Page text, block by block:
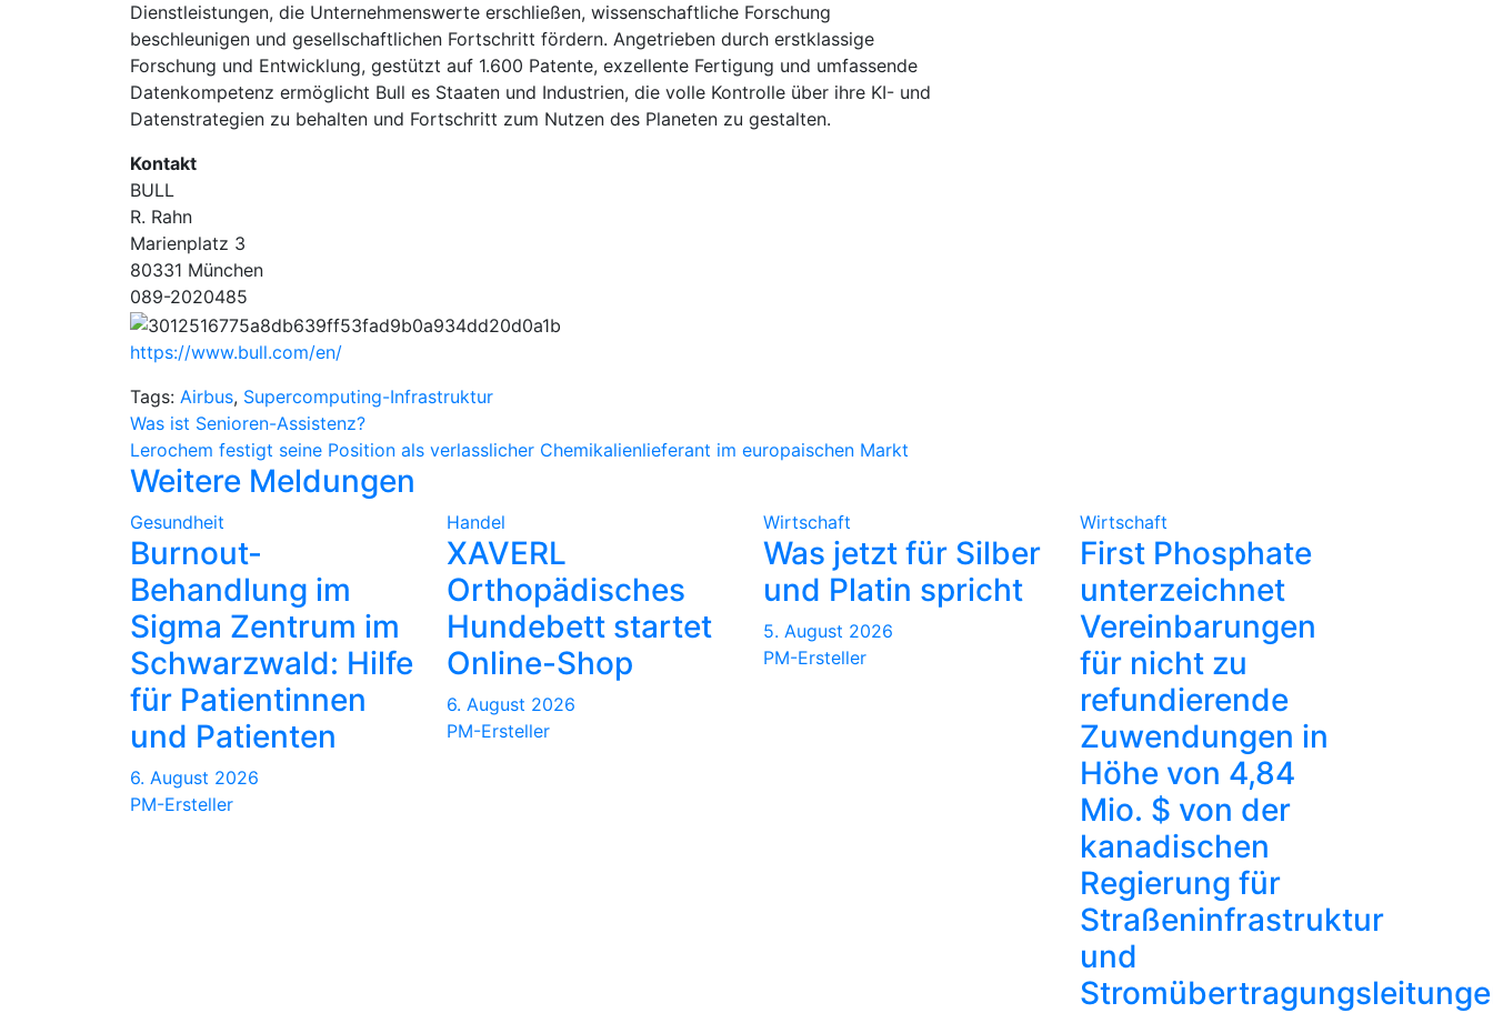
Dienstleistungen, die Unternehmenswerte erschließen, wissenschaftliche Forschung
beschleunigen und gesellschaftlichen Fortschritt fördern. Angetrieben durch erstklassige
Forschung und Entwicklung, gestützt auf 1.600 Patente, exzellente Fertigung und umfassende
Datenkompetenz ermöglicht Bull es Staaten und Industrien, die volle Kontrolle über ihre KI- und
Datenstrategien zu behalten und Fortschritt zum Nutzen des Planeten zu gestalten.
Kontakt
BULL
R. Rahn
Marienplatz 3
80331 München
089-2020485
https://www.bull.com/en/
Tags: Airbus, Supercomputing-Infrastruktur
Beitragsnavigation
Was ist Senioren-Assistenz?
Lerochem festigt seine Position als verlasslicher Chemikalienlieferant im europaischen Markt
Weitere Meldungen
Gesundheit
Burnout-
Behandlung im
Sigma Zentrum im
Schwarzwald: Hilfe
für Patientinnen
und Patienten
6. August 2026
PM-Ersteller
Handel
XAVERL
Orthopädisches
Hundebett startet
Online-Shop
6. August 2026
PM-Ersteller
Wirtschaft
Was jetzt für Silber
und Platin spricht
5. August 2026
PM-Ersteller
Wirtschaft
First Phosphate
unterzeichnet
Vereinbarungen
für nicht zu
refundierende
Zuwendungen in
Höhe von 4,84
Mio. $ von der
kanadischen
Regierung für
Straßeninfrastruktur
und